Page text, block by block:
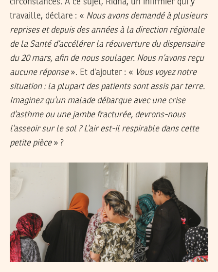
circonstances. A ce sujet, Ridha, un infirmier qui y
travaille, déclare : « Nous avons demandé à plusieurs
reprises et depuis des années à la direction régionale
de la Santé d’accélérer la réouverture du dispensaire
du 20 mars, afin de nous soulager. Nous n’avons reçu
aucune réponse». Et d’ajouter : « Vous voyez notre
situation : la plupart des patients sont assis par terre.
Imaginez qu’un malade débarque avec une crise
d’asthme ou une jambe fracturée, devrons-nous
l’asseoir sur le sol ? L’air est-il respirable dans cette
petite pièce» ?